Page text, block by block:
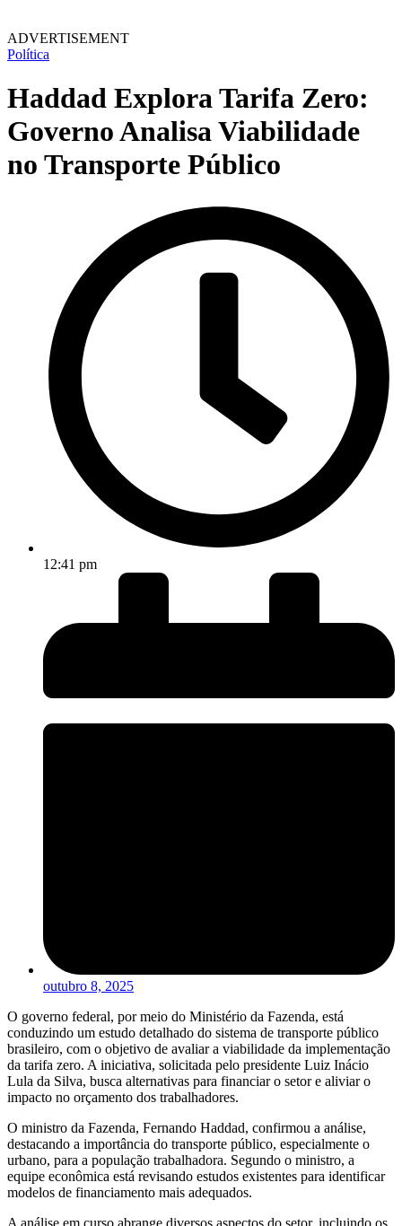
ADVERTISEMENT
Política
Haddad Explora Tarifa Zero:
Governo Analisa Viabilidade
no Transporte Público
12:41 pm
outubro 8, 2025
O governo federal, por meio do Ministério da Fazenda, está
conduzindo um estudo detalhado do sistema de transporte público
brasileiro, com o objetivo de avaliar a viabilidade da implementação
da tarifa zero. A iniciativa, solicitada pelo presidente Luiz Inácio
Lula da Silva, busca alternativas para financiar o setor e aliviar o
impacto no orçamento dos trabalhadores.
O ministro da Fazenda, Fernando Haddad, confirmou a análise,
destacando a importância do transporte público, especialmente o
urbano, para a população trabalhadora. Segundo o ministro, a
equipe econômica está revisando estudos existentes para identificar
modelos de financiamento mais adequados.
A análise em curso abrange diversos aspectos do setor, incluindo os